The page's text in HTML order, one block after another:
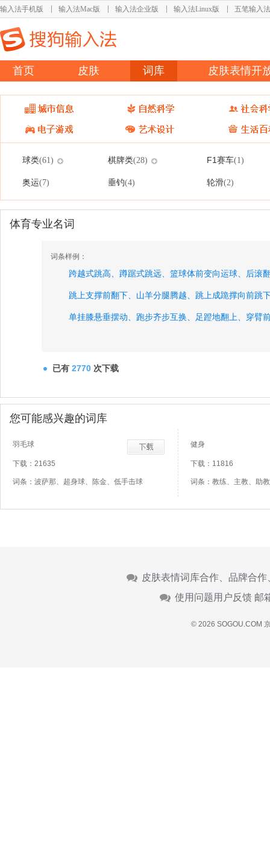
输入法手机版 输入法Mac版 输入法企业版 输入法Linux版 五笔输入法
首页 皮肤 词库 皮肤表情开
球类(61) 棋牌类(28) F1赛车(1)
奥运(7) 垂钓(4) 轮滑(2)
体育专业名词
词条样例：
跨越式跳高、 蹲踞式跳远、 篮球体前变向运球、 后滚
跳上支撑前翻下、 山羊分腿腾越、 跳上成跪撑向前跳
单挂膝悬垂摆动、 跑步齐步互换、 足蹬地翻上、 穿臂
已有 2770 次下载
您可能感兴趣的词库
羽毛球
下载：21635
词条：波萨那、超身球、陈金、低手击球
健身
下载：11816
词条：教练、主教、助
皮肤表情词库合作、品牌合
使用问题用户反馈 邮
© 2026 SOGOU.COM